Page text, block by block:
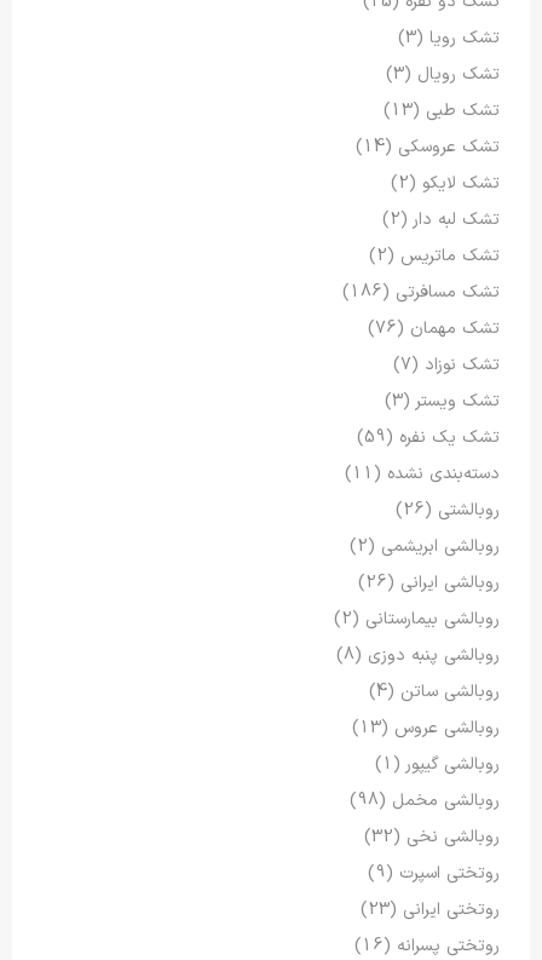
تشک رویا (3)
تشک رویال (3)
تشک طبی (13)
تشک عروسکی (14)
تشک لایکو (2)
تشک لبه دار (2)
تشک ماتریس (2)
تشک مسافرتی (186)
تشک مهمان (76)
تشک نوزاد (7)
تشک ویستر (3)
تشک یک نفره (59)
دسته‌بندی نشده (11)
روبالشتی (26)
روبالشی ابریشمی (2)
روبالشی ایرانی (26)
روبالشی بیمارستانی (2)
روبالشی پنبه دوزی (8)
روبالشی ساتن (4)
روبالشی عروس (13)
روبالشی گیپور (1)
روبالشی مخمل (98)
روبالشی نخی (32)
روتختی اسپرت (9)
روتختی ایرانی (23)
روتختی پسرانه (16)